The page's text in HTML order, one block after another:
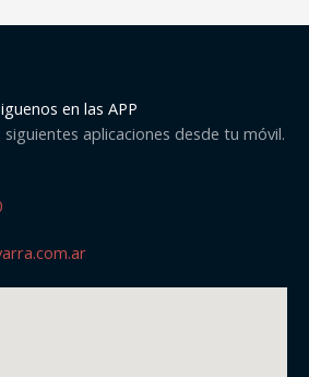
en las APP
aplicaciones desde tu móvil.